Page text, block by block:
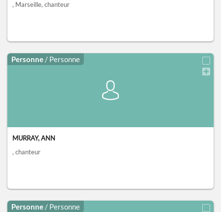
, Marseille, chanteur
Personne / Personne
MURRAY, ANN
, chanteur
Personne / Personne